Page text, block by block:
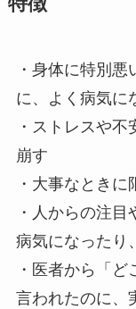
・身体に特別
に、よく病気に
・ストレスや
崩す
・大事なとき
・人からの注目
病気になったり
・医者から「
言われたのに、